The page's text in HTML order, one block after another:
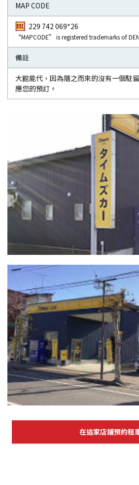
MAP CODE
229 742 069*26
“MAPCODE” is registered trademarks of
備註
大館能代，因為隨之而來的沒有一個駐
應您的預訂。
在這家店鋪預約租